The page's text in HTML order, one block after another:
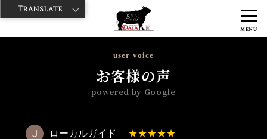
MENU
神戸牛ダイヤ > 神戸牛ダイア 浅草楽天地店
ロー
user voice
お客様の声
powered by Google
ローカルガイド
Translate